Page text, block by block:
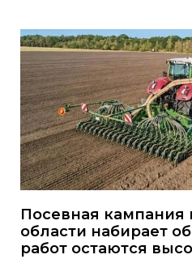
Посевная кампания
области набирает
работ остаются